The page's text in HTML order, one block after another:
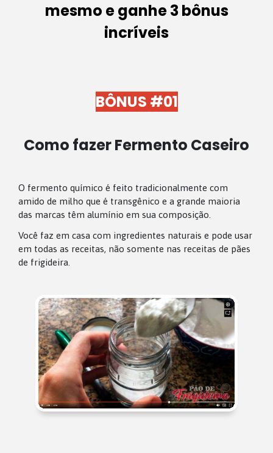
mesmo e ganhe 3 bônus
incríveis
BÔNUS #01
Como fazer Fermento Caseiro
O fermento químico é feito tradicionalmente com
amido de milho que é transgênico e a grande maioria
das marcas têm alumínio em sua composição.
Você faz em casa com ingredientes naturais e pode usar
em todas as receitas, não somente nas receitas de pães
de frigideira.